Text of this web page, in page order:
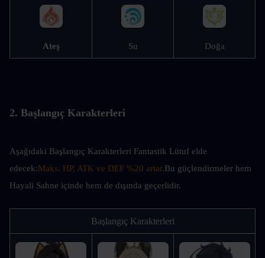
Ateş Su Doğa
2. Başlangıç Karakterleri
Aşağıdaki Başlangıç Karakterleri Fantastik Lütuf elde
edecek:Maks. HP, ATK ve DEF %20 artar.Bu güçlendirmeler hem
Hayali Sahne içinde hem de dışında geçerlidir.
Başlangıç Karakterleri